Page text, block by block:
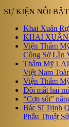
SỰ KIỆN NỖI BẬT
Khai Xuân
KHAI XUÂN
Viện Thẩm
Công Sở Lần
Thẩm Mỹ
Việt Nam
Viện Thẩm
Đôi mắt hai
“Cơn sốt”
Bác Sĩ Trịnh
Phẫu Thuật